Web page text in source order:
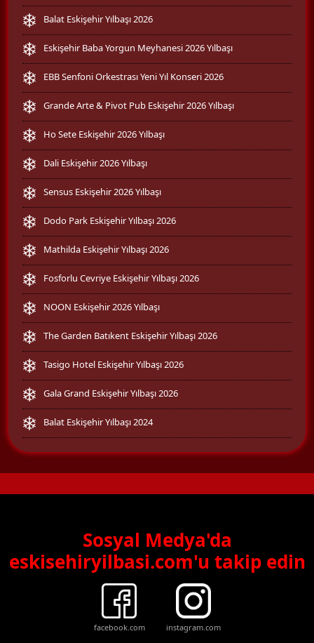
Balat Eskişehir Yılbaşı 2026
Eskişehir Baba Yorgun Meyhanesi 2026 Yılbaşı
EBB Senfoni Orkestrası Yeni Yıl Konseri 2026
Grande Arte & Pivot Pub Eskişehir 2026 Yılbaşı
Ho Sete Eskişehir 2026 Yılbaşı
Dali Eskişehir 2026 Yılbaşı
Sensus Eskişehir 2026 Yılbaşı
Dodo Park Eskişehir Yılbaşı 2026
Mathilda Eskişehir Yılbaşı 2026
Fosforlu Cevriye Eskişehir Yılbaşı 2026
NOON Eskişehir 2026 Yılbaşı
The Garden Batıkent Eskişehir Yılbaşı 2026
Tasigo Hotel Eskişehir Yılbaşı 2026
Gala Grand Eskişehir Yılbaşı 2026
Balat Eskişehir Yılbaşı 2024
Sosyal Medya'da
eskisehiryilbasi.com'u takip edin
facebook.com instagram.com